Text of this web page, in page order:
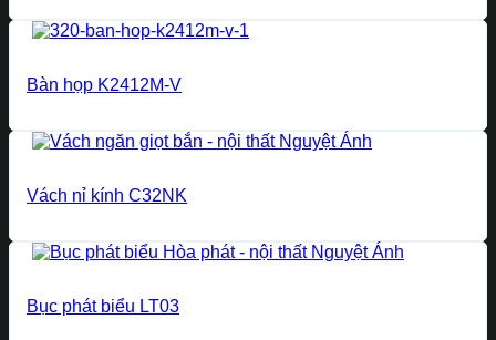
Bàn họp K2412M-V
Vách nỉ kính C32NK
Bục phát biểu LT03